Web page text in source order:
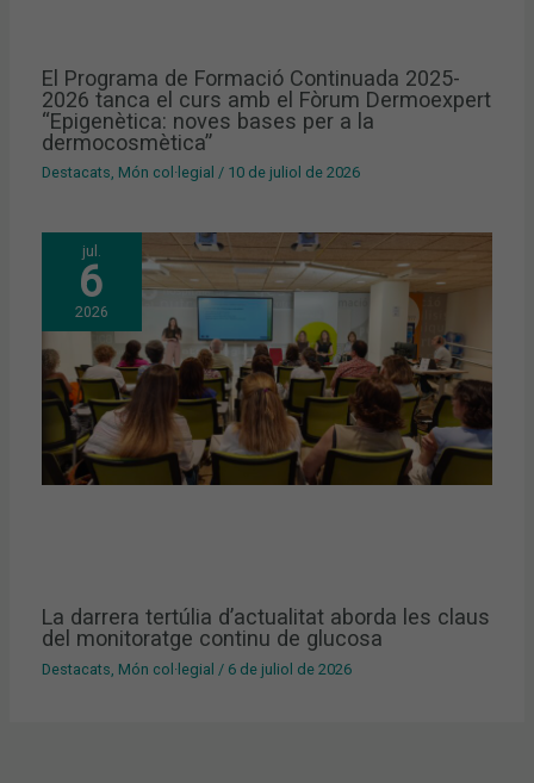
El Programa de Formació Continuada 2025-
2026 tanca el curs amb el Fòrum Dermoexpert
“Epigenètica: noves bases per a la
dermocosmètica”
Destacats, Món col·legial / 10 de juliol de 2026
jul.
6
2026
La darrera tertúlia d’actualitat aborda les claus
del monitoratge continu de glucosa
Destacats Món col·legial / 6 de juliol de 2026